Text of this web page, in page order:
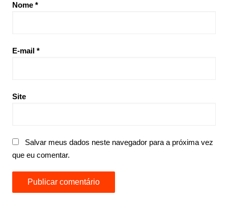
Nome *
E-mail *
Site
Salvar meus dados neste navegador para a próxima vez
que eu comentar.